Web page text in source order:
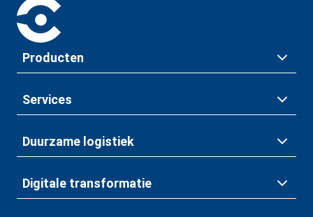
Producten
Services
Duurzame logistiek
Digitale transformatie